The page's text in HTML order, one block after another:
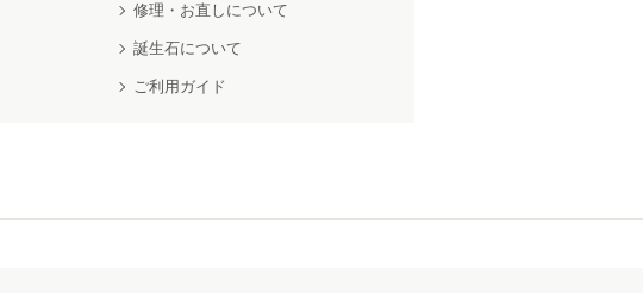
修理・お直しについて
誕生石について
ご利用ガイド